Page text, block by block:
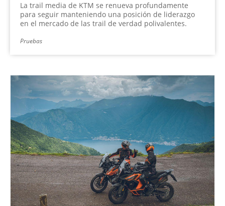
La trail media de KTM se renueva profundamente
para seguir manteniendo una posición de liderazgo
en el mercado de las trail de verdad polivalentes.
Pruebas